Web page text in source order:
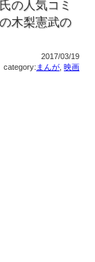
の人気コミ
木梨憲武の
2017/03/19
category: まんが ,映画